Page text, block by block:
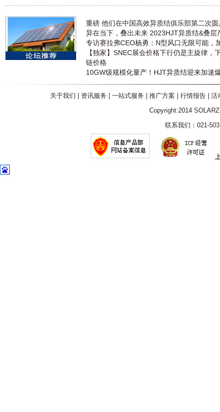
重磅 他们在中国高效异质结俱乐部第二次
异在当下，叠出未来 2023HJT异质结&叠层
专访赛拉弗CEO杨勇：N型风口无限可能，
【独家】SNEC展会价格下行仍是主旋律，
链价格
10GW级规模化量产！HJT异质结迎来加速
关于我们 资讯服务 一站式服务 推广方案 行情报告| 活
Copyright:2014
联系我们：021-